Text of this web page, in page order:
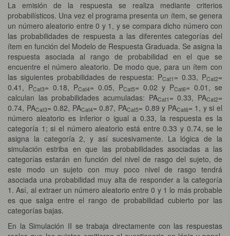
La emisión de la respuesta se realiza mediante criterios
probabilísticos. Una vez el programa presenta un ítem, se genera
un número aleatorio entre 0 y 1, y se compara dicho número con
las probabilidades de respuesta a las diferentes categorías del
ítem en función del Modelo de Respuesta Graduada. Se asigna la
respuesta asociada al rango de probabilidad en el que se
encuentre el número aleatorio. De modo que, para un ítem con
las siguientes probabilidades de respuesta: PCat1 = 0.33, PCat2=
0.41, PCat3= 0.18, PCat4= 0.05, PCat5= 0.02 y PCat6= 0.01, se
calculan las probabilidades acumuladas: PACat1 = 0.33, PACat2=
0.74, PACat3= 0.82, PACat4= 0.87, PACat5= 0.89 y PACat6= 1, y si el
número aleatorio es inferior o igual a 0.33, la respuesta es la
categoría 1; si el número aleatorio está entre 0.33 y 0.74, se le
asigna la categoría 2, y así sucesivamente. La lógica de la
simulación estriba en que las probabilidades asociadas a las
categorías estarán en función del nivel de rasgo del sujeto, de
este modo un sujeto con muy poco nivel de rasgo tendrá
asociada una probabilidad muy alta de responder a la categoría
1. Así, al extraer un número aleatorio entre 0 y 1 lo más probable
es que salga entre el rango de probabilidad cubierto por las
categorías bajas.
En la Simulación II se trabaja directamente con las respuestas